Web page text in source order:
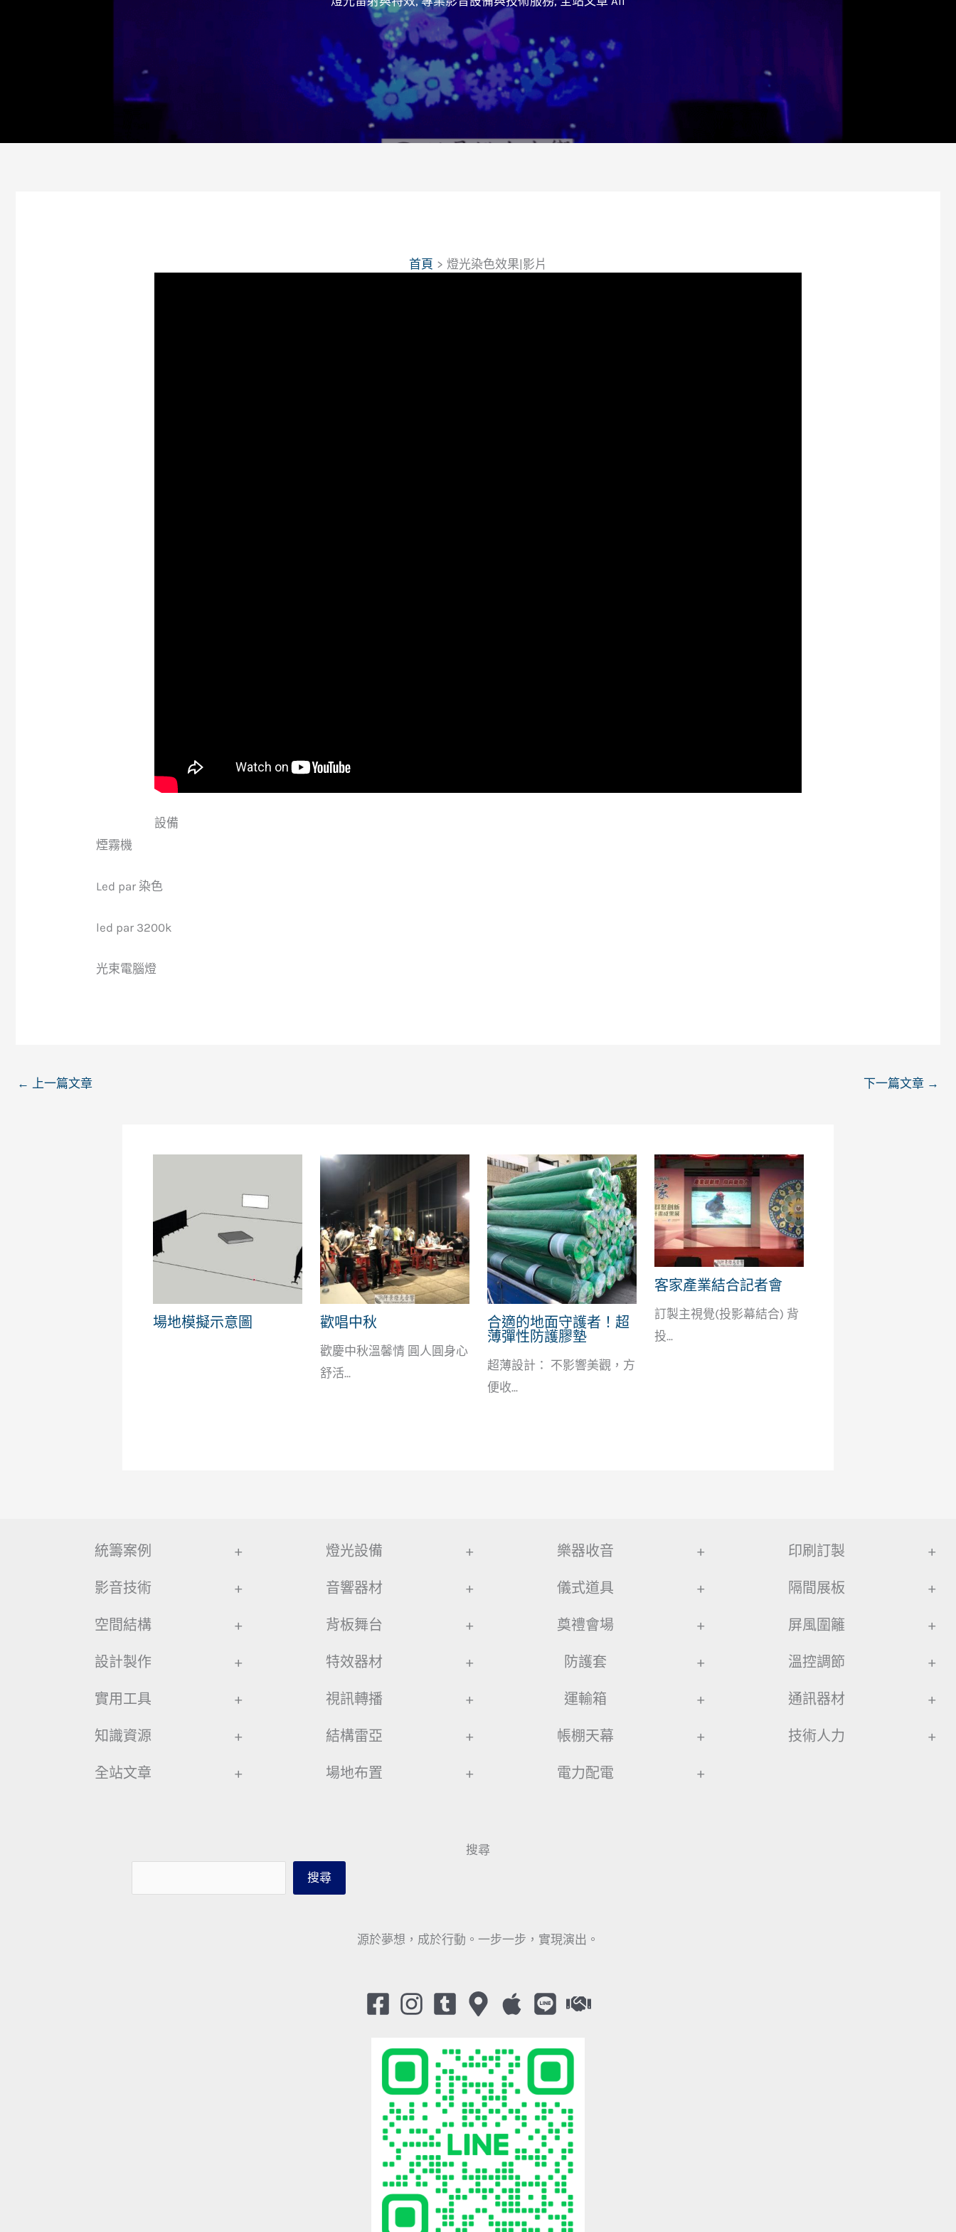
首頁 燈光染色效果|影片
設備
煙霧機
Led par 染色
led par 3200k
光束電腦燈
← 上一篇文章 下一篇文章 →
場地模擬示意圖 歡唱中秋
歡慶中秋溫馨情 圓人圓身心
舒活...
合適的地面守護者！超
薄彈性防護膠墊
超薄設計： 不影響美觀，方
便收...
客家產業結合記者會
訂製主視覺(投影幕結合) 背
投...
統籌案例 +
影音技術 +
空間結構 +
設計製作 +
實用工具 +
知識資源 +
全站文章 +
燈光設備 +
音響器材 +
背板舞台 +
特效器材 +
視訊轉播 +
結構雷亞 +
場地布置 +
樂器收音 +
儀式道具 +
奠禮會場 +
防護套 +
運輸箱 +
帳棚天幕 +
電力配電 +
印刷訂製 +
隔間展板 +
屏風圍籬 +
溫控調節 +
通訊器材 +
技術人力 +
搜尋
搜尋
源於夢想，成於行動。一步一步，實現演出。